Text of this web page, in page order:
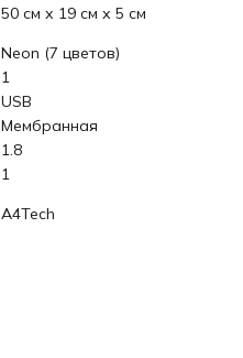
50 см х 19 см х 5 см
Neon (7 цветов)
1
USB
Мембранная
1.8
1
A4Tech